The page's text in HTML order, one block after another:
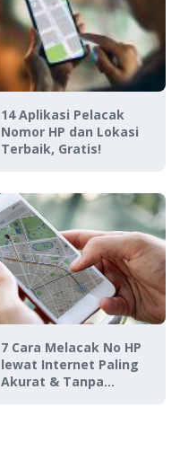
14 Aplikasi Pelacak
Nomor HP dan Lokasi
Terbaik, Gratis!
7 Cara Melacak No HP
lewat Internet Paling
Akurat & Tanpa